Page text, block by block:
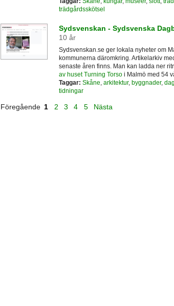
trädgårdsskötsel
Sydsvenskan - Sydsvenska
10 år
Sydsvenskan.se ger lokala nyheter om
kommunerna däromkring. Artikelarkiv
senaste åren finns. Man kan ladda ner
av huset Turning Torsoi Malmö med 54
Taggar: Skåne arkitektur, byggnader,
tidningar
Föregående 1 2 3 4 5 Nästa